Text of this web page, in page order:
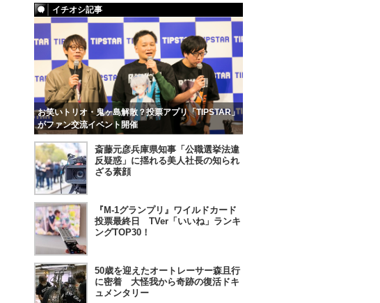
イチオシ記事
お笑いトリオ・鬼ヶ島解散？投票アプリ「TIPSTAR」
がファン交流イベント開催
斎藤元彦兵庫県知事「公職選挙法違
反疑惑」に揺れる美人社長の知られ
ざる素顔
『M-1グランプリ』ワイルドカード
投票最終日 TVer「いいね」ランキ
ングTOP30！
50歳を迎えたオートレーサー森且行
に密着 大怪我から奇跡の復活ドキ
ュメンタリー